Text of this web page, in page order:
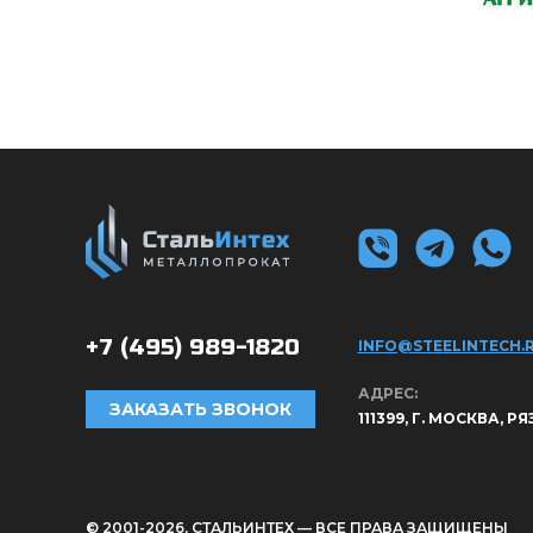
+7 (495) 989-1820
ЗАКАЗАТЬ ЗВОНОК
АДРЕС:
111399, Г. МОСКВА,
© 2001-2026, СТАЛЬИНТЕХ — ВСЕ ПРАВА ЗАЩИЩЕНЫ